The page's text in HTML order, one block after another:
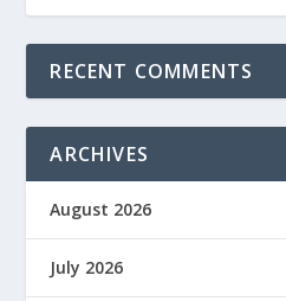
RECENT COMMENTS
ARCHIVES
August 2026
July 2026